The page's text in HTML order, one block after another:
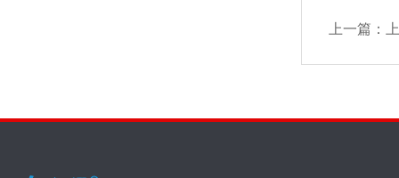
上一篇：